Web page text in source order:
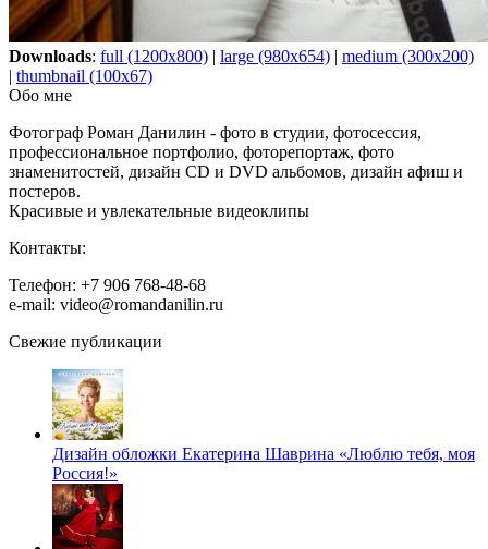
Downloads: full (1200x800) | large (980x654) | medium (300x200)
| thumbnail (100x67)
Обо мне
Фотограф Роман Данилин - фото в студии, фотосессия,
профессиональное портфолио, фоторепортаж, фото
знаменитостей, дизайн CD и DVD альбомов, дизайн афиш и
постеров.
Красивые и увлекательные видеоклипы
Контакты:
Телефон: +7 906 768-48-68
e-mail: video@romandanilin.ru
Свежие публикации
Дизайн обложки Екатерина Шаврина «Люблю тебя, моя
Россия!»